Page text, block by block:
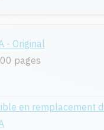
- Original
pages
en remplacement